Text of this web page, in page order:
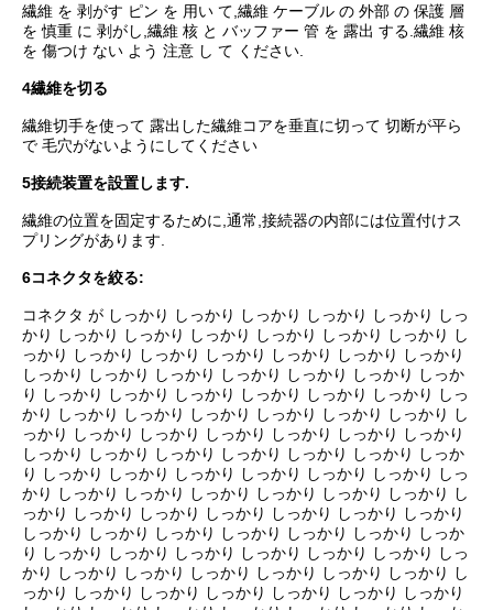
繊維 を 剥がす ピン を 用い て,繊維 ケーブル の 外部 の 保護 層
を 慎重 に 剥がし,繊維 核 と バッファー 管 を 露出 する.繊維 核
を 傷つけ ない よう 注意 し て ください.
4繊維を切る
繊維切手を使って 露出した繊維コアを垂直に切って 切断が平ら
で 毛穴がないようにしてください
5接続装置を設置します.
繊維の位置を固定するために,通常,接続器の内部には位置付けス
プリングがあります.
6コネクタを絞る:
コネクタ が しっかり しっかり しっかり しっかり しっかり しっ
かり しっかり しっかり しっかり しっかり しっかり しっかり し
っかり しっかり しっかり しっかり しっかり しっかり しっかり
しっかり しっかり しっかり しっかり しっかり しっかり しっか
り しっかり しっかり しっかり しっかり しっかり しっかり しっ
かり しっかり しっかり しっかり しっかり しっかり しっかり し
っかり しっかり しっかり しっかり しっかり しっかり しっかり
しっかり しっかり しっかり しっかり しっかり しっかり しっか
り しっかり しっかり しっかり しっかり しっかり しっかり しっ
かり しっかり しっかり しっかり しっかり しっかり しっかり し
っかり しっかり しっかり しっかり しっかり しっかり しっかり
しっかり しっかり しっかり しっかり しっかり しっかり しっか
り しっかり しっかり しっかり しっかり しっかり しっかり しっ
かり しっかり しっかり しっかり しっかり しっかり しっかり し
っかり しっかり しっかり しっかり しっかり しっかり しっかり